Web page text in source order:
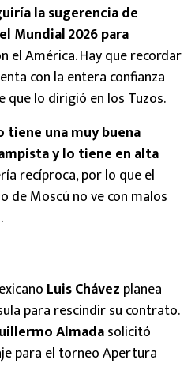
la sugerencia de
Mundial 2026 para
el América. Hay que recordar
con la entera confianza
que lo dirigió en los Tuzos.
tiene una muy buena
y lo tiene en alta
recíproca, por lo que el
de Moscú no ve con malos
Luis Chávez planea
para rescindir su contrato.
Almadasolicitó
para el torneo Apertura